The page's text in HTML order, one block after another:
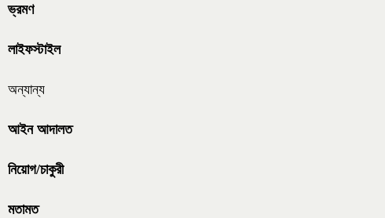
ভ্রমণ
লাইফস্টাইল
অন্যান্য
আইন আদালত
নিয়োগ/চাকুরী
মতামত